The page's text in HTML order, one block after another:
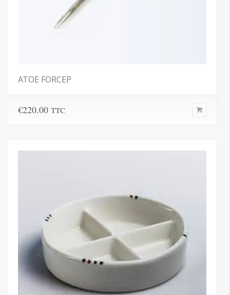
ATOE FORCEP
€220.00 TTC